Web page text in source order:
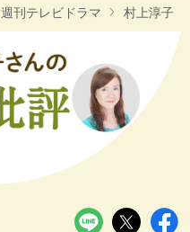
週刊テレビドラマ 村上淳子さ